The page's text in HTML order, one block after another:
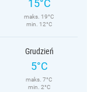
15°C
maks. 19°C
min. 12°C
Grudzień
5°C
maks. 7°C
min. 2°C